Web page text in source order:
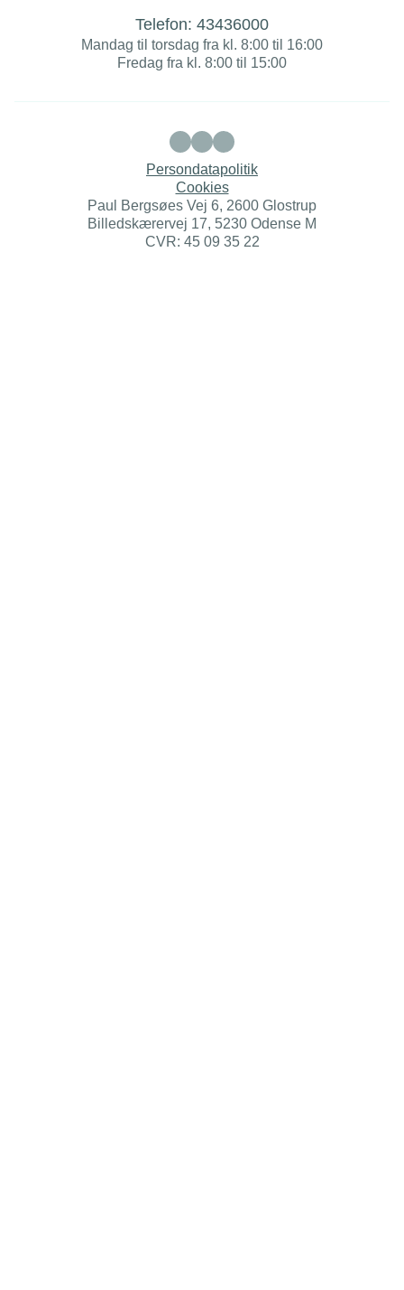
Telefon: 43436000
Mandag til torsdag fra kl. 8:00 til 16:00
Fredag fra kl. 8:00 til 15:00
Persondatapolitik
Cookies
Paul Bergsøes Vej 6, 2600 Glostrup
Billedskærervej 17, 5230 Odense M
CVR: 45 09 35 22